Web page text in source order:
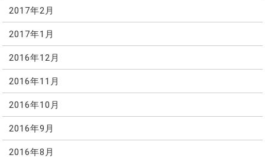
2017年2月
2017年1月
2016年12月
2016年11月
2016年10月
2016年9月
2016年8月